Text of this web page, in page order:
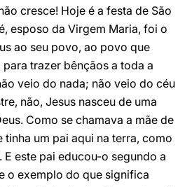
cresce! Hoje é a festa de São
esposo da Virgem Maria, foi o
ao seu povo, ao povo que
trazer bênçãos a toda a
veio do nada; não veio do céu
não, Jesus nasceu de uma
Como se chamava a mãe de
tinha um pai aqui na terra, como
E este pai educou-o segundo a
o exemplo do que significa